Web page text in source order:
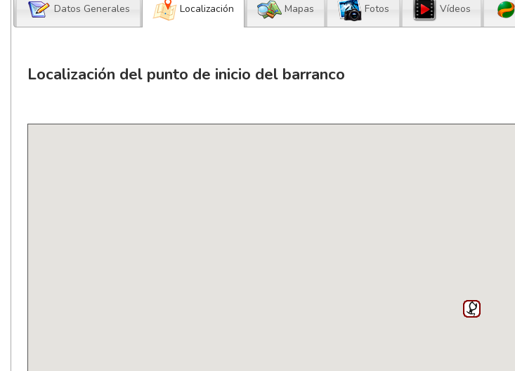
Datos Generales Localización Mapas Fotos Vídeos
Localización del punto de inicio del barranco